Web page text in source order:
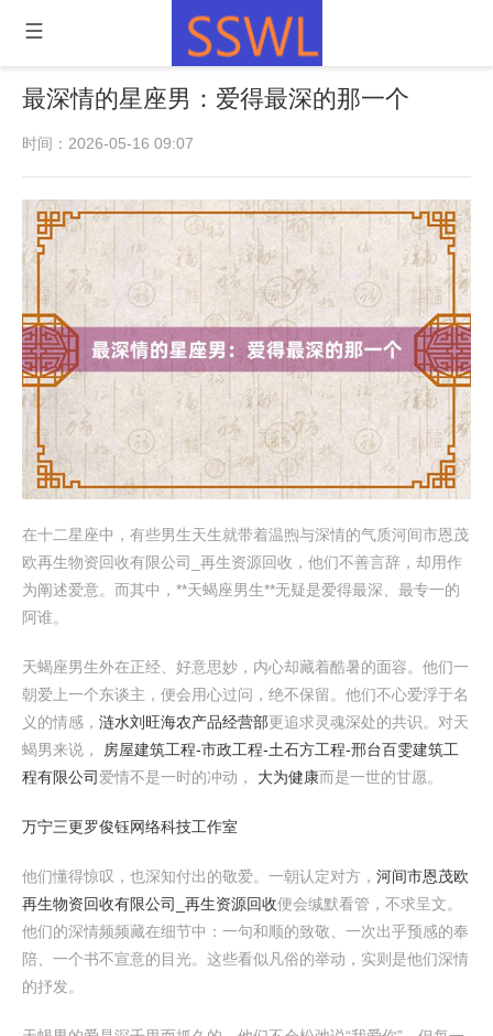
最深情的星座男：爱得最深的那一个
时间：2026-05-16 09:07
在十二星座中，有些男生天生就带着温煦与深情的气质河间市恩茂
欧再生物资回收有限公司_再生资源回收，他们不善言辞，却用作
为阐述爱意。而其中，**天蝎座男生**无疑是爱得最深、最专一的
阿谁。
天蝎座男生外在正经、好意思妙，内心却藏着酷暑的面容。他们一
朝爱上一个东谈主，便会用心过问，绝不保留。他们不心爱浮于名
义的情感， 涟水刘旺海农产品经营部更追求灵魂深处的共识。对天
蝎男来说，
房屋建筑工程-市政工程-土石方工程-邢台百雯建筑工
程有限公司 爱情不是一时的冲动， 大为健康而是一世的甘愿。
万宁三更罗俊钰网络科技工作室
他们懂得惊叹，也深知付出的敬爱。一朝认定对方， 河间市恩茂欧
再生物资回收有限公司_再生资源回收便会缄默看管，不求呈文。
他们的深情频频藏在细节中：一句和顺的致敬、一次出乎预感的奉
陪、一个书不宣意的目光。这些看似凡俗的举动，实则是他们深情
的抒发。